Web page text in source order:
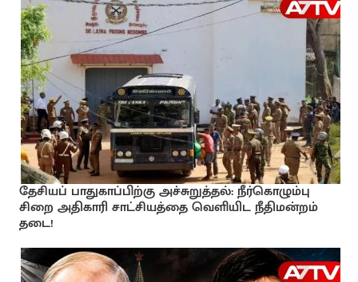
தேசியப் பாதுகாப்பிற்கு அச்சுறுத்தல்: நீர்கொழும்பு
சிறை அதிகாரி சாட்சியத்தை வெளியிட நீதிமன்றம்
தடை!